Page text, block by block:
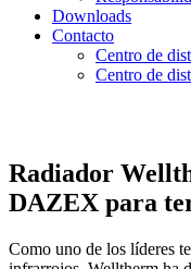
Downloads
Contacto
Centro de
Centro de
Radiador
DAZEX para
Como uno de los líderes